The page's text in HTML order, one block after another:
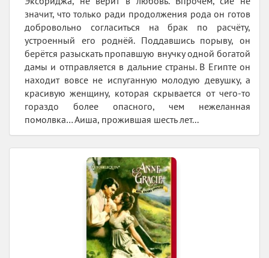
значит, что только ради продолжения рода он готов
добровольно согласиться на брак по расчёту,
устроенный его роднёй. Поддавшись порыву, он
берётся разыскать пропавшую внучку одной богатой
дамы и отправляется в дальние страны. В Египте он
находит вовсе не испуганную молодую девушку, а
красивую женщину, которая скрывается от чего-то
гораздо более опасного, чем нежеланная
помолвка… Аиша, прожившая шесть лет...